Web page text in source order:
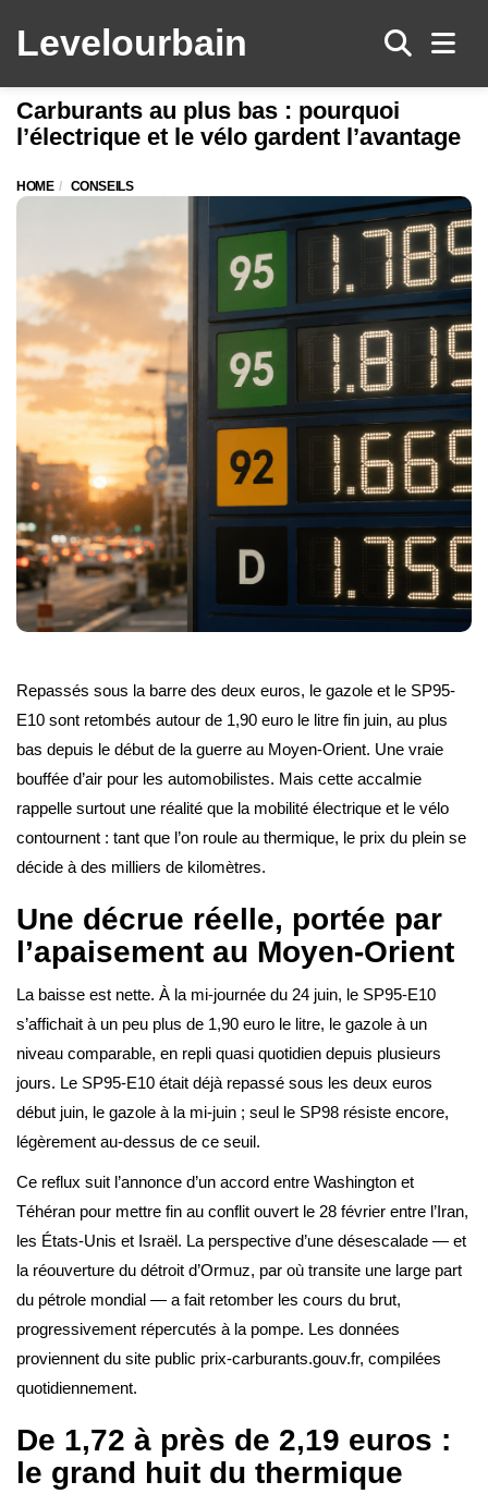
Levelourbain
Carburants au plus bas : pourquoi
l’électrique et le vélo gardent l’avantage
HOME CONSEILS
Repassés sous la barre des deux euros, le gazole et le SP95-
E10 sont retombés autour de 1,90 euro le litre fin juin, au plus
bas depuis le début de la guerre au Moyen-Orient. Une vraie
bouffée d’air pour les automobilistes. Mais cette accalmie
rappelle surtout une réalité que la mobilité électrique et le vélo
contournent : tant que l’on roule au thermique, le prix du plein se
décide à des milliers de kilomètres.
Une décrue réelle, portée par
l’apaisement au Moyen-Orient
La baisse est nette. À la mi-journée du 24 juin, le SP95-E10
s’affichait à un peu plus de 1,90 euro le litre, le gazole à un
niveau comparable, en repli quasi quotidien depuis plusieurs
jours. Le SP95-E10 était déjà repassé sous les deux euros
début juin, le gazole à la mi-juin ; seul le SP98 résiste encore,
légèrement au-dessus de ce seuil.
Ce reflux suit l’annonce d’un accord entre Washington et
Téhéran pour mettre fin au conflit ouvert le 28 février entre l’Iran,
les États-Unis et Israël. La perspective d’une désescalade — et
la réouverture du détroit d’Ormuz, par où transite une large part
du pétrole mondial — a fait retomber les cours du brut,
progressivement répercutés à la pompe. Les données
proviennent du site public prix-carburants.gouv.fr, compilées
quotidiennement.
De 1,72 à près de 2,19 euros :
le grand huit du thermique